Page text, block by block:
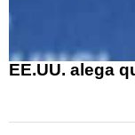
EE.UU. alega